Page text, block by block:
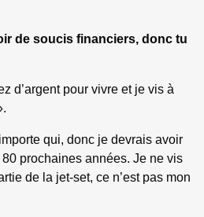
de soucis financiers, donc tu
d’argent pour vivre et je vis à
qui, donc je devrais avoir
prochaines années. Je ne vis
de la jet-set, ce n’est pas mon